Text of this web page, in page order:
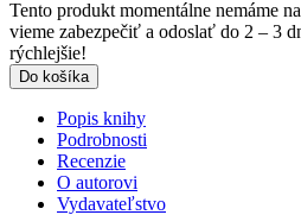
Tento produkt momentálne nemáme
vieme zabezpečiť a odoslať do 2 – 3
rýchlejšie!
Do košíka
Popis knihy
Podrobnosti
Recenzie
O autorovi
Vydavateľstvo